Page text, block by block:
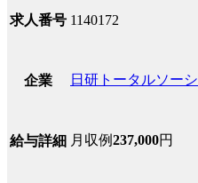
求人番号 1140172
企業 日研トータルソー
給与詳細 月収例237,000円